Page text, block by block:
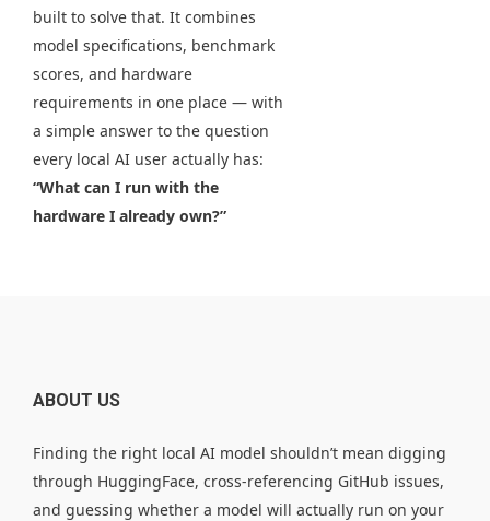
built to solve that. It combines
model specifications, benchmark
scores, and hardware
requirements in one place — with
a simple answer to the question
every local AI user actually has:
“What can I run with the
hardware I already own?”
ABOUT US
Finding the right local AI model shouldn’t mean digging
through HuggingFace, cross-referencing GitHub issues,
and guessing whether a model will actually run on your